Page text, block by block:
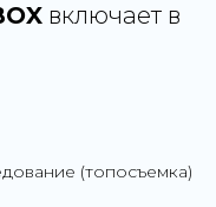
включает в
(топосъемка)